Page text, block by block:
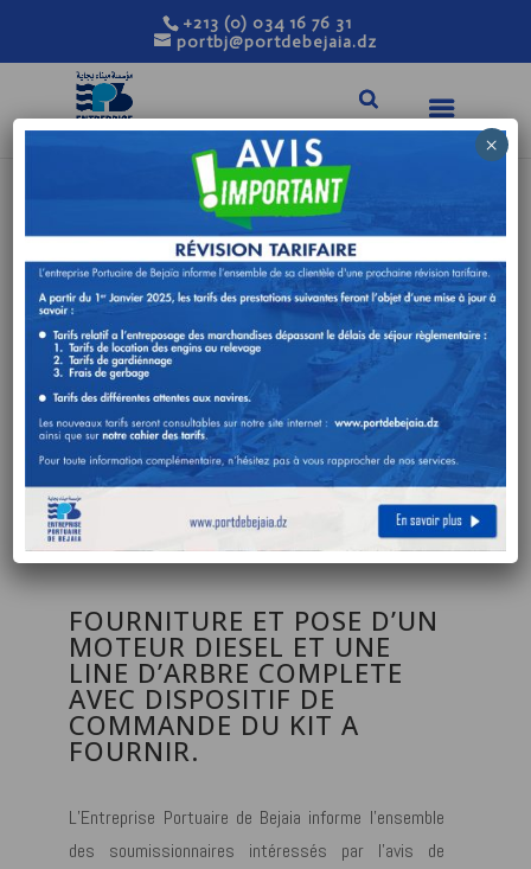
+213 (0) 034 16 76 31
portbj@portdebejaia.dz
AVIS DE
PROROGATION DE
DELAI RELATIF A
L’AVIS DE
CONSULTATION
N°31/DA/2021
Nov 11, 2021
FOURNITURE ET POSE D’UN
MOTEUR DIESEL ET UNE
LINE D’ARBRE COMPLETE
AVEC DISPOSITIF DE
COMMANDE DU KIT A
FOURNIR.
L’Entreprise Portuaire de Bejaia informe l’ensemble
des soumissionnaires intéressés par I’avis de
×